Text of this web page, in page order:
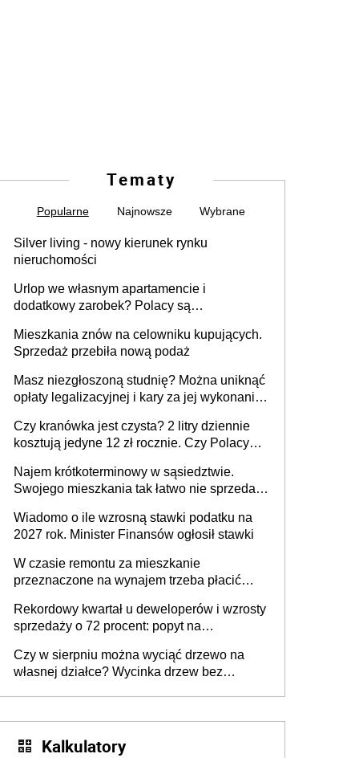
Tematy
Popularne Najnowsze Wybrane
Silver living - nowy kierunek rynku
nieruchomości
Urlop we własnym apartamencie i
dodatkowy zarobek? Polacy są
Mieszkania znów na celowniku kupujących.
Sprzedaż przebiła nową podaż
Masz niezgłoszoną studnię? Można uniknąć
opłaty legalizacyjnej i kary za jej wykonanie,
Czy kranówka jest czysta? 2 litry dziennie
kosztują jedyne 12 zł rocznie. Czy Polacy
Najem krótkoterminowy w sąsiedztwie.
Swojego mieszkania tak łatwo nie sprzedaż
Wiadomo o ile wzrosną stawki podatku na
2027 rok. Minister Finansów ogłosił stawki
W czasie remontu za mieszkanie
przeznaczone na wynajem trzeba płacić
realizuje w nim potrzeb mieszkaniowych
Rekordowy kwartał u deweloperów i wzrosty
sprzedaży o 72 procent: popyt na
Czy w sierpniu można wyciąć drzewo na
własnej działce? Wycinka drzew bez
Kalkulatory